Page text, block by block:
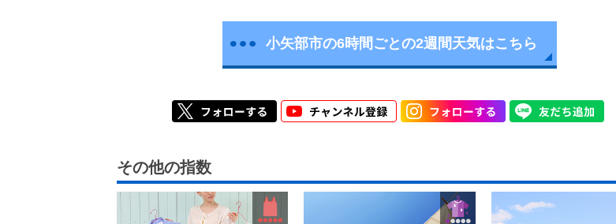
小矢部市の6時間ごとの2週間天気はこちら
その他の指数